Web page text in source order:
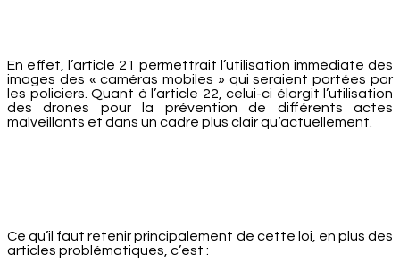
En effet, l’article 21 permettrait l’utilisation immédiate des
images des « caméras mobiles » qui seraient portées par
les policiers. Quant à l’article 22, celui-ci élargit l’utilisation
des drones pour la prévention de différents actes
malveillants et dans un cadre plus clair qu’actuellement.
Ce qu’il faut retenir principalement de cette loi, en plus des
articles problématiques, c’est :